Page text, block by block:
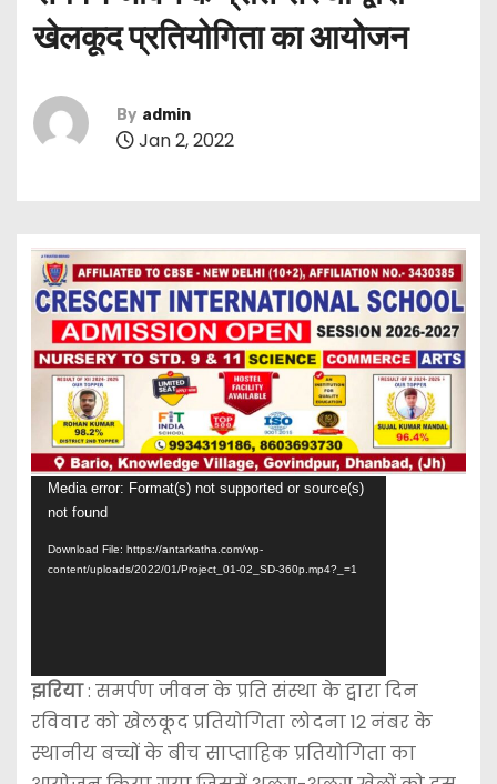
खेलकूद प्रतियोगिता का आयोजन
By admin
Jan 2, 2022
l
a
Media error: Format(s) not supported or source(s)
not found
Download File: https://antarkatha.com/wp-
content/uploads/2022/01/Project_01-02_SD-360p.mp4?_=1
झरिया: समर्पण जीवन के प्रति संस्था के द्वारा दिन
रविवार को खेलकूद प्रतियोगिता लोदना 12 नंबर के
स्थानीय बच्चों के बीच साप्ताहिक प्रतियोगिता का